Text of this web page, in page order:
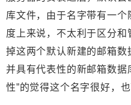
库文件，由于名字带有一
度上来说，不太利于区分
掉这两个默认新建的邮箱
并具有代表性的新邮箱数据
性”的觉得这个名字很好，